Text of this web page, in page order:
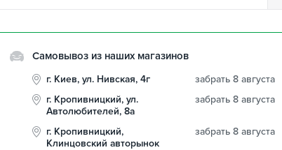
Самовывоз из наших магазинов
г. Киев, ул. Нивская, 4г
забрать 8 августа
г. Кропивницкий, ул.
Автолюбителей, 8а
забрать 8 августа
г. Кропивницкий,
Клинцовский авторынок
забрать 8 августа